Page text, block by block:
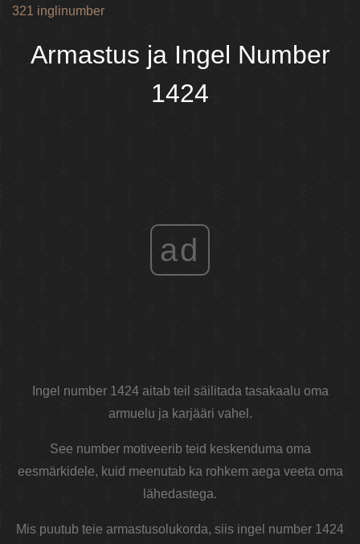
321 inglinumber
Armastus ja Ingel Number
1424
ad
Ingel number 1424 aitab teil säilitada tasakaalu oma
armuelu ja karjääri vahel.
See number motiveerib teid keskenduma oma
eesmärkidele, kuid meenutab ka rohkem aega veeta oma
lähedastega.
Mis puutub teie armastusolukorda, siis ingel number 1424